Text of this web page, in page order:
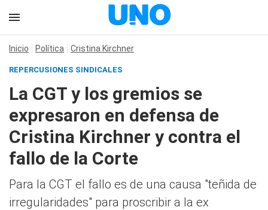
Inicio Política Cristina Kirchner
REPERCUSIONES SINDICALES
La CGT y los gremios se
expresaron en defensa de
Cristina Kirchner y contra el
fallo de la Corte
Para la CGT el fallo es de una causa "teñida de
irregularidades" para proscribir a la ex